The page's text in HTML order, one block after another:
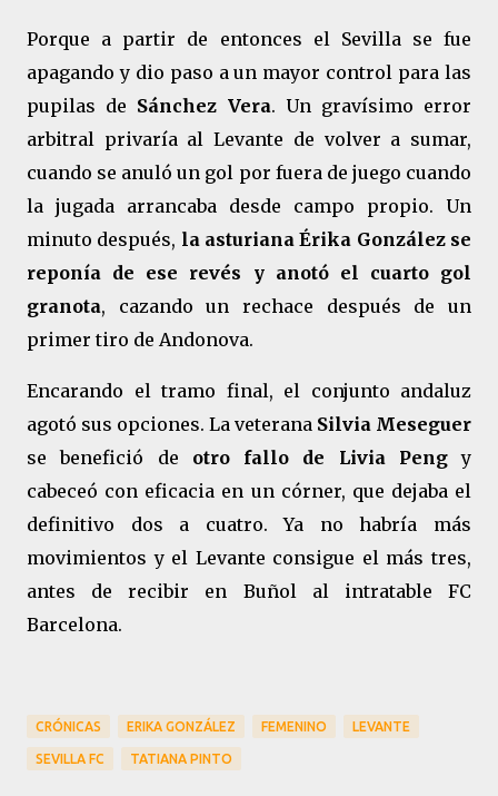
Porque a partir de entonces el Sevilla se fue
apagando y dio paso a un mayor control para las
pupilas de Sánchez Vera. Un gravísimo error
arbitral privaría al Levante de volver a sumar,
cuando se anuló un gol por fuera de juego cuando
la jugada arrancaba desde campo propio. Un
minuto después, la asturiana Érika González se
reponía de ese revés y anotó el cuarto gol
granota, cazando un rechace después de un
primer tiro de Andonova.
Encarando el tramo final, el conjunto andaluz
agotó sus opciones. La veterana Silvia Meseguer
se benefició de otro fallo de Livia Pengy
cabeceó con eficacia en un córner, que dejaba el
definitivo dos a cuatro. Ya no habría más
movimientos y el Levante consigue el más tres,
antes de recibir en Buñol al intratable FC
Barcelona.
CRÓNICAS ERIKA GONZÁLEZ FEMENINO LEVANTE
SEVILLA FC TATIANA PINTO